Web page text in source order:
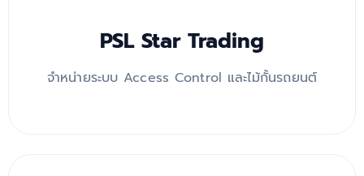
PSL Star Trading
จำหน่ายระบบ Access Control และไม้กั้นรถยนต์